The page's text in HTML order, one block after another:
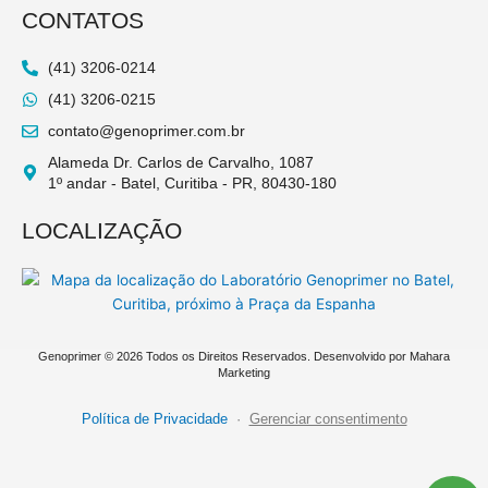
CONTATOS
(41) 3206-0214
(41) 3206-0215
contato@genoprimer.com.br
Alameda Dr. Carlos de Carvalho, 1087
1º andar - Batel, Curitiba - PR, 80430-180
LOCALIZAÇÃO
Genoprimer © 2026 Todos os Direitos Reservados. Desenvolvido por Mahara
Marketing
Política de Privacidade· Gerenciar consentimento